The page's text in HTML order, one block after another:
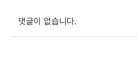
댓글이 없습니다.